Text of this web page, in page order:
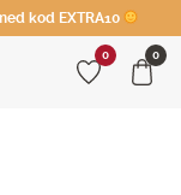
kod EXTRA10
0 0